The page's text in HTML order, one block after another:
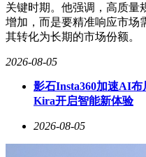
关键时期。他强调，高质量
增加，而是要精准响应市场
其转化为长期的市场份额。
2026-08-05
影石Insta360加速AI
Kira开启智能新体验
2026-08-05